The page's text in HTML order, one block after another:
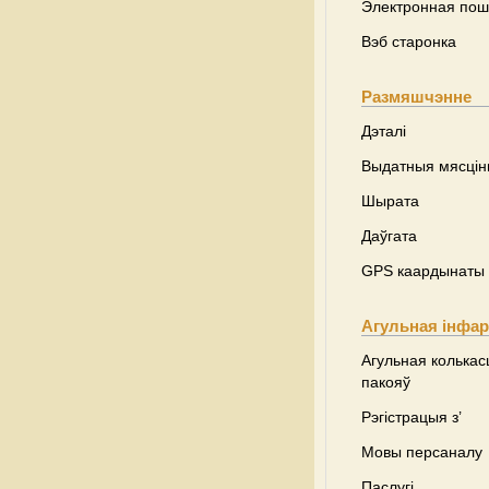
Электронная
Вэб старонка
Размяшчэнне
Дэталі
Выдатныя
Шырата
Даўгата
GPS каардынаты
Агульная
Агульная
пакояў
Рэгістрацыя з’
Мовы персаналу